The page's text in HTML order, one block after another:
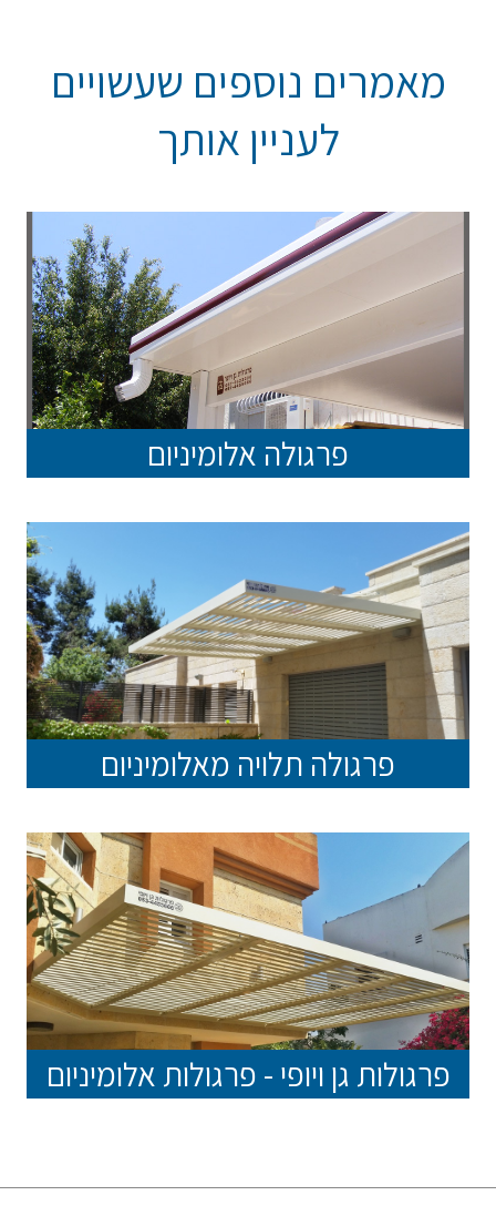
מאמרים נוספים שעשויים
לעניין אותך
פרגולה אלומיניום
פרגולה תלויה מאלומיניום
פרגולות גן ויופי - פרגולות אלומיניום